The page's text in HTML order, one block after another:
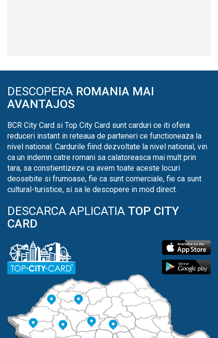
DESCOPERA ROMANIA MAI
AVANTAJOS
BCR City Card si Top City Card sunt carduri ce iti ofera
reduceri instant in reteaua de parteneri ce functioneaza la
nivel national. Cardurile fiind dezvoltate la nivel national, vin
ca un indemn catre romani sa calatoreasca mai mult prin
tara, sa constientizeze ca avem toate aceste locuri
deosebite si frumoase, fie ca sunt comerciale, fie ca sunt
cultural-turistice, si sa le descopere in mod direct.
DESCARCA APLICATIA TOP CITY
CARD